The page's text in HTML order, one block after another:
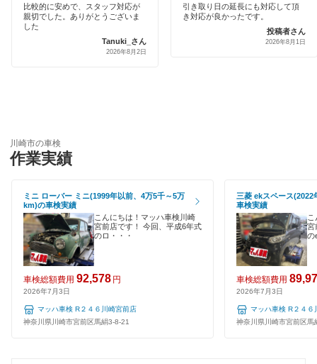
クレジットカードOK
ハイブリッド車OK
120分以内の車検
1日車検
夜間受付
整備保証
1級整備士在籍
宇佐美車検
マッハ車検
トヨタディーラー
閉じる
比較的に安めで、スタッフ対応が
親切でした。ありがとうございま
した
Tanuki_さん
2026年8月2日
引き取り日の延長にも対応して頂
き対応が良かったです。
投稿者さん
2026年8月1日
川崎市の車検
作業実績
ミニ ローバー ミニ(1999年以前、4万5千～5万
km)の車検実績
こんにちは！マッハ車検川崎
宮前店です！ 今回、平成6年式
のロ・・・
車検総額費用 92,578 円
2026年7月3日
マッハ車検 R２４６川崎宮前店
神奈川県川崎市宮前区馬絹3-8-21
三菱 ekスペース(2022
車検実績
こ
宮
の
車検総額費用
2026年7月3日
マッハ車検 R２４６
神奈川県川崎市宮前区馬